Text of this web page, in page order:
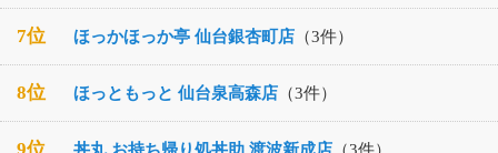
7位 ほっかほっか亭 仙台銀杏町店 （3件）
8位 ほっともっと 仙台泉高森店 （3件）
丼丸 お持ち帰り処丼助 渡波新成店 （3件）